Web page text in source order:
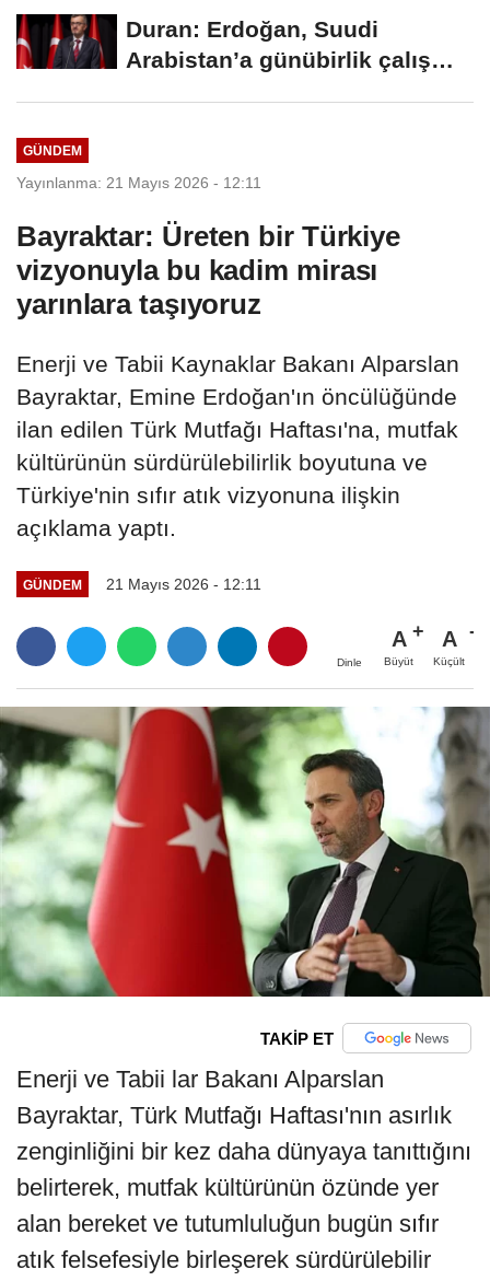
Duran: Erdoğan, Suudi
Arabistan’a günübirlik çalışma
GÜNDEM
Yayınlanma: 21 Mayıs 2026 - 12:11
Bayraktar: Üreten bir Türkiye
vizyonuyla bu kadim mirası
yarınlara taşıyoruz
Enerji ve Tabii Kaynaklar Bakanı Alparslan
Bayraktar, Emine Erdoğan'ın öncülüğünde
ilan edilen Türk Mutfağı Haftası'na, mutfak
kültürünün sürdürülebilirlik boyutuna ve
Türkiye'nin sıfır atık vizyonuna ilişkin
açıklama yaptı.
GÜNDEM 21 Mayıs 2026 - 12:11
Dinle
A
Büyüt
A
Küçült
TAKİP ET
Enerji ve Tabii lar Bakanı Alparslan
Bayraktar, Türk Mutfağı Haftası'nın asırlık
zenginliğini bir kez daha dünyaya tanıttığını
belirterek, mutfak kültürünün özünde yer
alan bereket ve tutumluluğun bugün sıfır
atık felsefesiyle birleşerek sürdürülebilir